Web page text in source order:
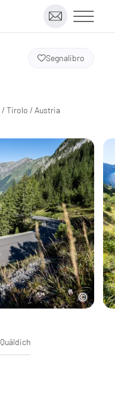
/ Tirolo / Austria
Segnalibro
Quäldich